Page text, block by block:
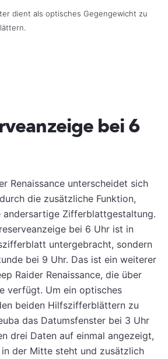
dient als optisches Gegengewicht zu
bei 6
Renaissance unterscheidet sich
die zusätzliche Funktion,
andersartige Zifferblattgestaltung.
bei 6 Uhr ist in
untergebracht, sondern
bei 9 Uhr. Das ist ein weiterer
Raider Renaissance, die über
verfügt. Um ein optisches
beiden Hilfszifferblättern zu
das Datumsfenster bei 3 Uhr
drei Daten auf einmal angezeigt,
der Mitte steht und zusätzlich